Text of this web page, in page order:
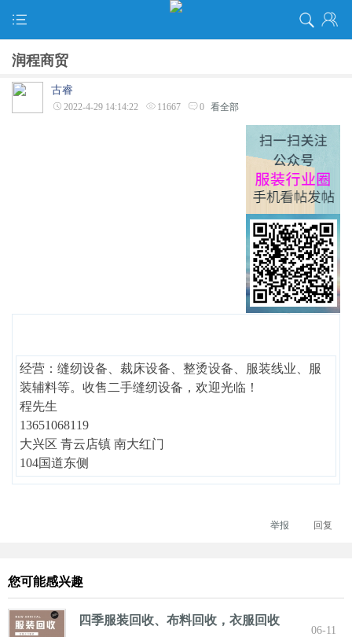
润程商贸
古睿
2022-4-29 14:14:22 11667 0 看全部
经营：缝纫设备、裁床设备、整烫设备、服装线业、服
装辅料等。收售二手缝纫设备，欢迎光临！
程先生
13651068119
大兴区 青云店镇 南大红门
104国道东侧
回复
举报
您可能感兴趣
四季服装回收、布料回收，衣服回收
06-11